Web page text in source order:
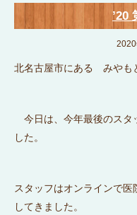
’20
北名古屋市にある みやも
今日は、今年最後のスタ
した。
スタッフはオンラインで
してきました。